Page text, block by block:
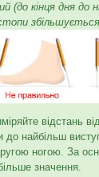
(до кінця дня до
відстань
до найбільш
ногою. За
значення.